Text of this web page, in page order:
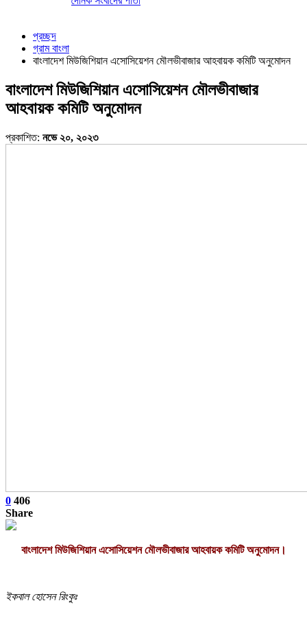
প্রচ্ছদ
গ্রাম বাংলা
বাংলাদেশ মিউজিশিয়ান এসোসিয়েশন মৌলভীবাজার আহবায়ক কমিটি অনুমোদন
বাংলাদেশ মিউজিশিয়ান এসোসিয়েশন মৌলভীবাজার
আহবায়ক কমিটি অনুমোদন
প্রকাশিত: নভে ২০, ২০২৩
0 406
Share
বাংলাদেশ মিউজিশিয়ান এসোসিয়েশন মৌলভীবাজার আহবায়ক কমিটি অনুমোদন।
ইকবাল হোসেন রিংকুঃ